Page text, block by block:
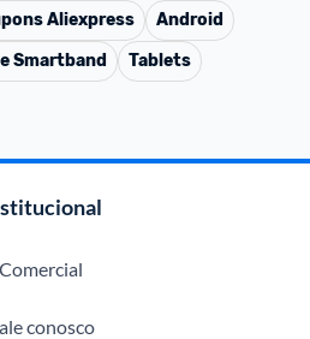
Aliexpress
Android
Smartband Tablets
Comercial
conosco